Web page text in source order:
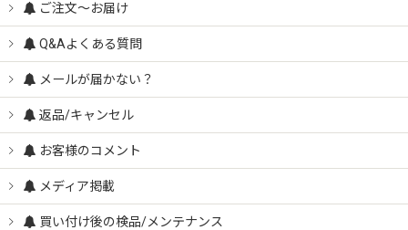
ご注文～お届け
Q&Aよくある質問
メールが届かない？
返品/キャンセル
お客様のコメント
メディア掲載
買い付け後の検品/メンテナンス